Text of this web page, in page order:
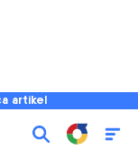
artikel